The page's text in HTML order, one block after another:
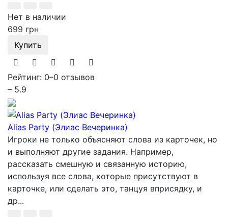
Нет в наличии
699 грн
Купить
Рейтинг: 0–0 отзывов
– 5.9
Alias Party (Элиас Вечеринка)
Игроки не только объясняют слова из карточек, но
и выполняют другие задания. Например,
рассказать смешную и связанную историю,
используя все слова, которые присутствуют в
карточке, или сделать это, танцуя вприсядку, и
др...